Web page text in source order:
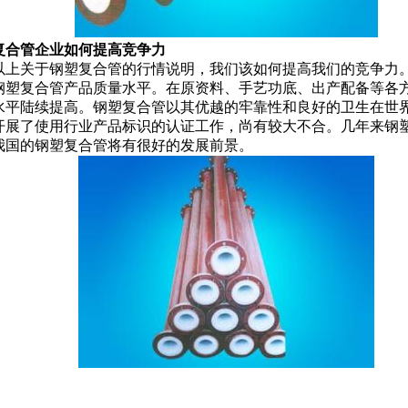
合管企业如何提高竞争力
上关于钢塑复合管的行情说明，我们该如何提高我们的竞争力
塑复合管产品质量水平。在原资料、手艺功底、出产配备等各
平陆续提高。钢塑复合管以其优越的牢靠性和良好的卫生在世
展了使用行业产品标识的认证工作，尚有较大不合。几年来钢
国的钢塑复合管将有很好的发展前景。